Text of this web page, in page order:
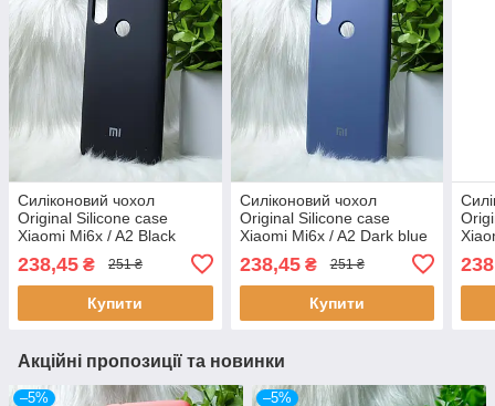
Силіконовий чохол
Original Silicone case
Xiaomi Mi6x / A2 Black
238,45 ₴ 251 ₴
Купити
Силіконовий чохол
Original Silicone case
Xiaomi Mi6x / A2 Dark blue
238,45₴ 251 ₴
Купити
Акційні пропозиції та новинки
–5% –5%